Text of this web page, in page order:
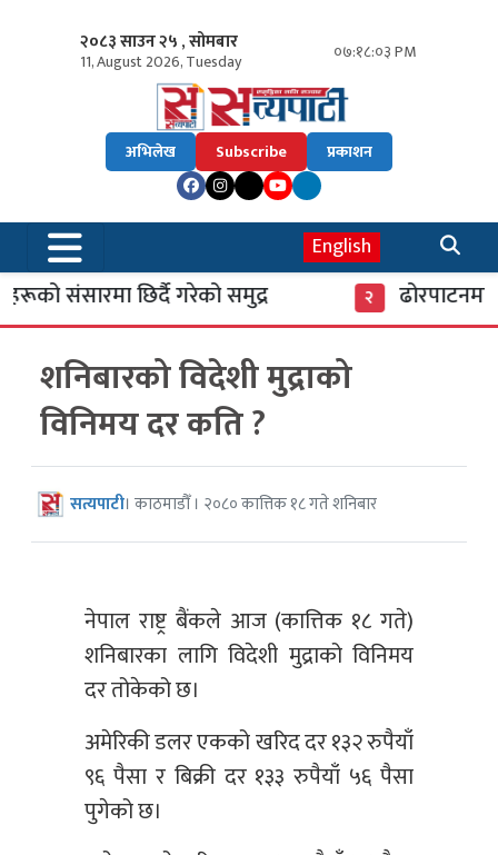
२०८३ साउन २५ , सोमबार
11, August 2026, Tuesday ०७:१८:०४ PM
अभिलेख Subscribe प्रकाशन
English
संसारमा छिर्दै गरेको समुद्र ढोरपाटनमा
शनिबारको विदेशी मुद्राको
विनिमय दर कति ?
सत्यपाटी। काठमाडौँ । २०८० कात्तिक १८ गते शनिबार
नेपाल राष्ट्र बैंकले आज (कात्तिक १८ गते)
शनिबारका लागि विदेशी मुद्राको विनिमय
दर तोकेको छ।
अमेरिकी डलर एकको खरिद दर १३२ रुपैयाँ
९६ पैसा र बिक्री दर १३३ रुपैयाँ ५६ पैसा
पुगेको छ।